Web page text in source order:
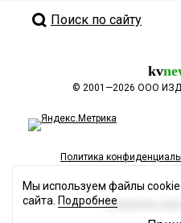
Поиск по сайту
kv
© 2001—2026 ООО
Политика
Разработка сайта
Мы используем файлы
сайта. Подробнее